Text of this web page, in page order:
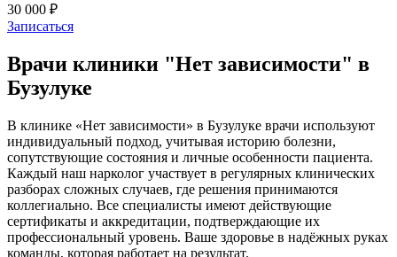
30 000 ₽
Записаться
Врачи клиники "Нет зависимости" в
Бузулуке
В клинике «Нет зависимости» в Бузулуке врачи используют
индивидуальный подход, учитывая историю болезни,
сопутствующие состояния и личные особенности пациента.
Каждый наш нарколог участвует в регулярных клинических
разборах сложных случаев, где решения принимаются
коллегиально. Все специалисты имеют действующие
сертификаты и аккредитации, подтверждающие их
профессиональный уровень. Ваше здоровье в надёжных руках
команды, которая работает на результат.